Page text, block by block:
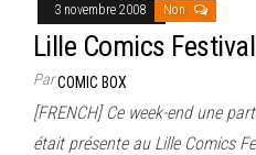
3 novembre 2008 Non
Lille Comics
ParCOMIC BOX
[FRENCH] Ce week-end une
était présente au Lille Comics